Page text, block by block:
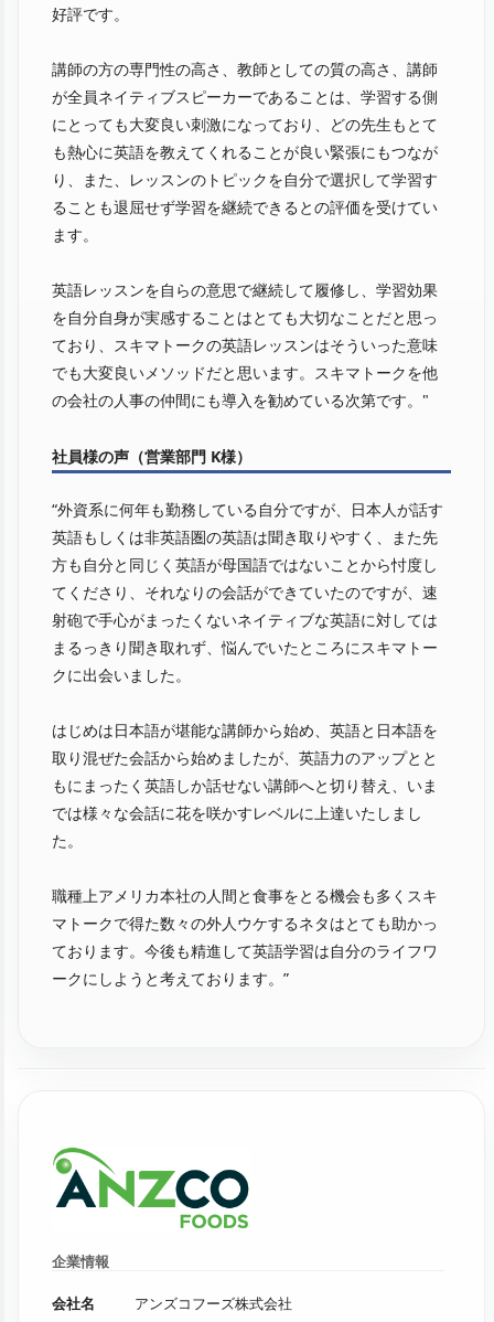
好評です。
講師の方の専門性の高さ、教師としての質の高さ、講師
が全員ネイティブスピーカーであることは、学習する側
にとっても大変良い刺激になっており、どの先生もとて
も熱心に英語を教えてくれることが良い緊張にもつなが
り、また、レッスンのトピックを自分で選択して学習す
ることも退屈せず学習を継続できるとの評価を受けてい
ます。
英語レッスンを自らの意思で継続して履修し、学習効果
を自分自身が実感することはとても大切なことだと思っ
ており、スキマトークの英語レッスンはそういった意味
でも大変良いメソッドだと思います。スキマトークを他
の会社の人事の仲間にも導入を勧めている次第です。"
社員様の声（営業部門 K様）
“外資系に何年も勤務している自分ですが、日本人が話す
英語もしくは非英語圏の英語は聞き取りやすく、また先
方も自分と同じく英語が母国語ではないことから忖度し
てくださり、それなりの会話ができていたのですが、速
射砲で手心がまったくないネイティブな英語に対しては
まるっきり聞き取れず、悩んでいたところにスキマトー
クに出会いました。
はじめは日本語が堪能な講師から始め、英語と日本語を
取り混ぜた会話から始めましたが、英語力のアップとと
もにまったく英語しか話せない講師へと切り替え、いま
では様々な会話に花を咲かすレベルに上達いたしまし
た。
職種上アメリカ本社の人間と食事をとる機会も多くスキ
マトークで得た数々の外人ウケするネタはとても助かっ
ております。今後も精進して英語学習は自分のライフワ
ークにしようと考えております。”
企業情報
会社名
アンズコフーズ株式会社